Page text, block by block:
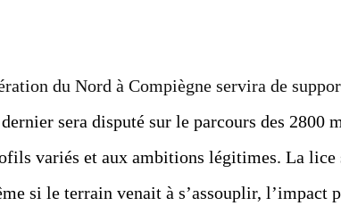
du Nord à Compiègne servira de
sera disputé sur le parcours des 2800
variés et aux ambitions légitimes. La lice
si le terrain venait à s’assouplir, l’impact